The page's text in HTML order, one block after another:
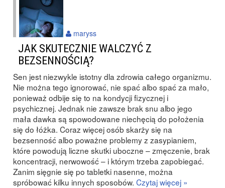
JAK SKUTECZNIE WALCZYĆ Z
BEZSENNOŚCIĄ?
Sen jest niezwykle istotny dla zdrowia całego organizmu.
Nie można tego ignorować, nie spać albo spać za mało,
ponieważ odbije się to na kondycji fizycznej i
psychicznej. Jednak nie zawsze brak snu albo jego
mała dawka są spowodowane niechęcią do położenia
się do łóżka. Coraz więcej osób skarży się na
bezsenność albo poważne problemy z zasypianiem,
które powodują liczne skutki uboczne – zmęczenie, brak
koncentracji, nerwowość – i którym trzeba zapobiegać.
Zanim sięgnie się po tabletki nasenne, można
spróbować kilku innych sposobów. Czytaj więcej »
maryss